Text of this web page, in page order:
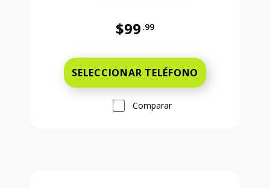
$99 .99
SELECCIONAR TELÉFONO
Comparar